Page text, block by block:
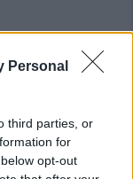
Personal
third parties, or
for
opt-out